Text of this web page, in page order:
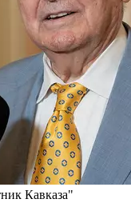
Кавказа"